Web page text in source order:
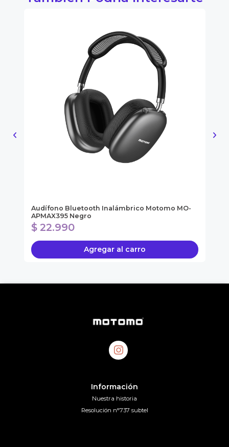
Audífono Bluetooth Inalámbrico Motomo MO-
APMAX395 Negro
$ 22.990
Agregar al carro
Información
Nuestra historia
Resolución n°737 subtel